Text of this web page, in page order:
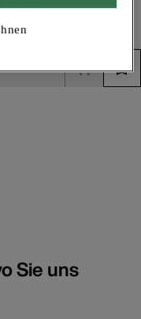
152 x 152 mm 3303
Sie uns